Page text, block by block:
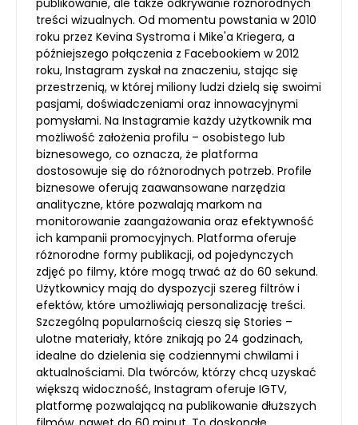
treści wizualnych. Od momentu powstania w 2010
roku przez Kevina Systroma i Mike'a Kriegera, a
późniejszego połączenia z Facebookiem w 2012
roku, Instagram zyskał na znaczeniu, stając się
przestrzenią, w której miliony ludzi dzielą się swoimi
pasjami, doświadczeniami oraz innowacyjnymi
pomysłami. Na Instagramie każdy użytkownik ma
możliwość założenia profilu – osobistego lub
biznesowego, co oznacza, że platforma
dostosowuje się do różnorodnych potrzeb. Profile
biznesowe oferują zaawansowane narzędzia
analityczne, które pozwalają markom na
monitorowanie zaangażowania oraz efektywność
ich kampanii promocyjnych. Platforma oferuje
różnorodne formy publikacji, od pojedynczych
zdjęć po filmy, które mogą trwać aż do 60 sekund.
Użytkownicy mają do dyspozycji szereg filtrów i
efektów, które umożliwiają personalizację treści.
Szczególną popularnością cieszą się Stories –
ulotne materiały, które znikają po 24 godzinach,
idealne do dzielenia się codziennymi chwilami i
aktualnościami. Dla twórców, którzy chcą uzyskać
większą widoczność, Instagram oferuje IGTV,
platformę pozwalającą na publikowanie dłuższych